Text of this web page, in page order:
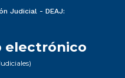
Judicial - DEAJ:
electrónico